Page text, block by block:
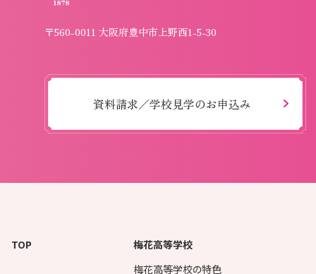
〒560-0011 大阪府豊中市上野西1-5-30
資料請求／学校見学のお申込み
TOP
梅花高等学校
梅花高等学校の特色